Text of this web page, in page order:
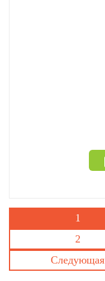
1
2
Следующая